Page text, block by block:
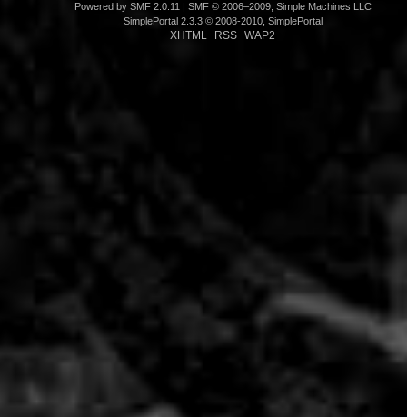
Powered by SMF 2.0.11
SMF © 2006–2009, Simple Machines LLC
SimplePortal 2.3.3 © 2008-2010, SimplePortal
XHTML RSS WAP2